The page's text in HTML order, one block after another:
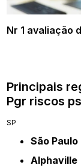
Nr 1 avaliação
Principais
Pgr riscos
SP
São Paulo
Alphaville